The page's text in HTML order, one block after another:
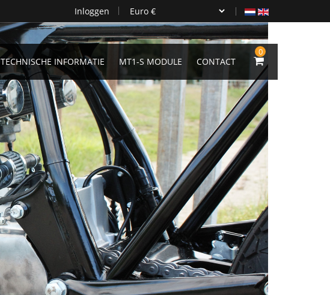
Inloggen
0
TECHNISCHE INFORMATIE MT1-S MODULE CONTACT